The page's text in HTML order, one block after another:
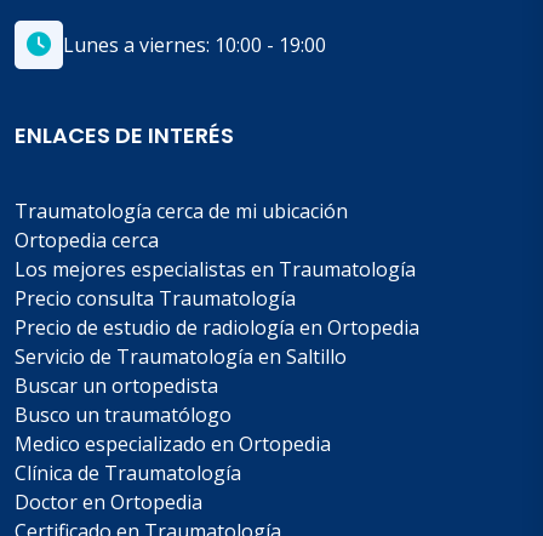
Lunes a viernes: 10:00 - 19:00
ENLACES DE INTERÉS
Traumatología cerca de mi ubicación
Ortopedia cerca
Los mejores especialistas en Traumatología
Precio consulta Traumatología
Precio de estudio de radiología en Ortopedia
Servicio de Traumatología en Saltillo
Buscar un ortopedista
Busco un traumatólogo
Medico especializado en Ortopedia
Clínica de Traumatología
Doctor en Ortopedia